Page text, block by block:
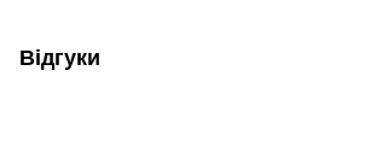
Відгуки